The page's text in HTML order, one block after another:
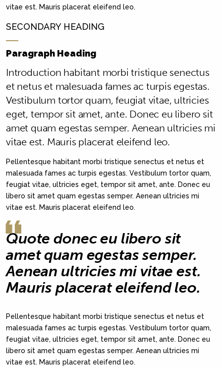
vitae est. Mauris placerat eleifend leo.
SECONDARY HEADING
Paragraph Heading
Introduction habitant morbi tristique senectus
et netus et malesuada fames ac turpis egestas.
Vestibulum tortor quam, feugiat vitae, ultricies
eget, tempor sit amet, ante. Donec eu libero sit
amet quam egestas semper. Aenean ultricies mi
vitae est. Mauris placerat eleifend leo.
Pellentesque habitant morbi tristique senectus et netus et
malesuada fames ac turpis egestas. Vestibulum tortor quam,
feugiat vitae, ultricies eget, tempor sit amet, ante. Donec eu
libero sit amet quam egestas semper. Aenean ultricies mi
vitae est. Mauris placerat eleifend leo.
Quote donec eu libero sit
amet quam egestas semper.
Aenean ultricies mi vitae est.
Mauris placerat eleifend leo.
Pellentesque habitant morbi tristique senectus et netus et
malesuada fames ac turpis egestas. Vestibulum tortor quam,
feugiat vitae, ultricies eget, tempor sit amet, ante. Donec eu
libero sit amet quam egestas semper. Aenean ultricies mi
vitae est. Mauris placerat eleifend leo.